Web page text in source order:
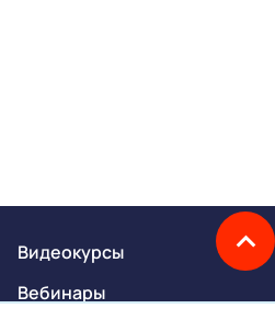
Видеокурсы
Вебинары